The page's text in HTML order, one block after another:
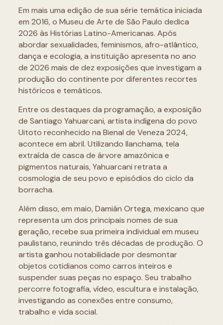
Em mais uma edição de sua série temática iniciada
em 2016, o Museu de Arte de São Paulo dedica
2026 às Histórias Latino-Americanas. Após
abordar sexualidades, feminismos, afro-atlântico,
dança e ecologia, a instituição apresenta no ano
de 2026 mais de dez exposições que investigam a
produção do continente por diferentes recortes
históricos e temáticos.
Entre os destaques da programação, a exposição
de Santiago Yahuarcani, artista indígena do povo
Uitoto reconhecido na Bienal de Veneza 2024,
acontece em abril. Utilizando llanchama, tela
extraída de casca de árvore amazônica e
pigmentos naturais, Yahuarcani retrata a
cosmologia de seu povo e episódios do ciclo da
borracha.
Além disso, em maio, Damián Ortega, mexicano que
representa um dos principais nomes de sua
geração, recebe sua primeira individual em museu
paulistano, reunindo três décadas de produção. O
artista ganhou notabilidade por desmontar
objetos cotidianos como carros inteiros e
suspender suas peças no espaço. Seu trabalho
percorre fotografia, vídeo, escultura e instalação,
investigando as conexões entre consumo,
trabalho e vida social.